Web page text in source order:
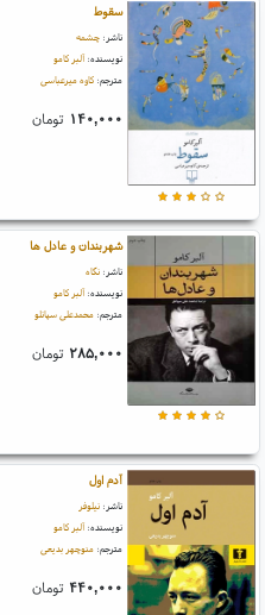
سقوط
ناشر: چشمه
نویسنده: آلبر کامو
مترجم: کاوه میرعباسی
۱۴۰,۰۰۰ تومان
شهربندان و عادل ها
ناشر: نگاه
نویسنده: آلبر کامو
مترجم: محمدعلی سپانلو
۲۸۵,۰۰۰ تومان
آدم اول
ناشر: نیلوفر
نویسنده: آلبر کامو
مترجم: منوچهر بدیعی
۴۴۰,۰۰۰ تومان